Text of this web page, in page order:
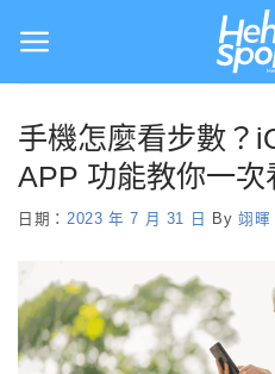
content
手機怎麼看步數？
APP 功能教你一次
日期： 2023 年 7 月 31 日 By 翊暉